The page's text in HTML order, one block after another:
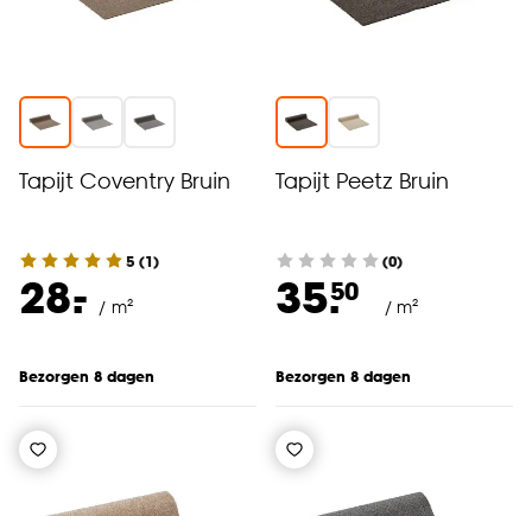
Tapijt Coventry Bruin
5 (1)
28.
- / m²
Bezorgen 8 dagen
Tapijt Peetz Bruin
(0)
35.50
/ m²
Bezorgen 8 dagen